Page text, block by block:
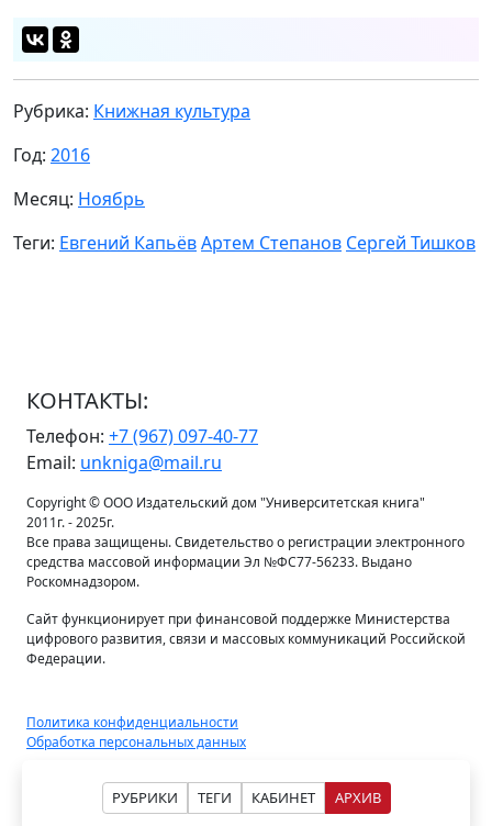
РУБРИКИ ТЕГИ КАБИНЕТ АРХИВ
Рубрика: Книжная культура
Год: 2016
Месяц: Ноябрь
Теги: Евгений КапьёвАртем Степанов Сергей Тишков
КОНТАКТЫ:
Телефон: +7 (967) 097-40-77
Email: unkniga@mail.ru
Copyright © ООО Издательский дом "Университетская книга"
2011г. - 2025г.
Все права защищены. Свидетельство о регистрации электронного
средства массовой информации Эл №ФС77-56233. Выдано
Роскомнадзором.
Сайт функционирует при финансовой поддержке Министерства
цифрового развития, связи и массовых коммуникаций Российской
Федерации.
Политика конфиденциальности
Обработка персональных данных